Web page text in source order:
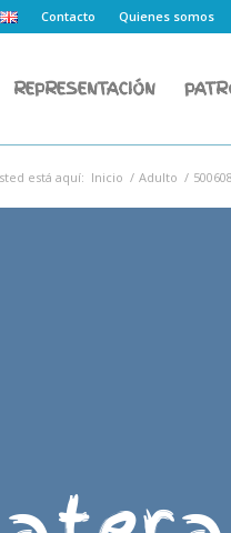
Contacto Quienes somos
REPRESENTACIÓN
está aquí: Inicio / Adulto /